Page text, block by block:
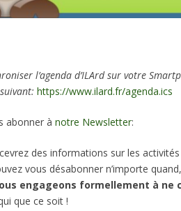
l’agenda d’ILArd sur votre
https://www.ilard.fr/agenda.ics
abonner à notre Newsletter:
des informations sur les
vous désabonner n’importe quand,
engageons formellement à ne
que ce soit !